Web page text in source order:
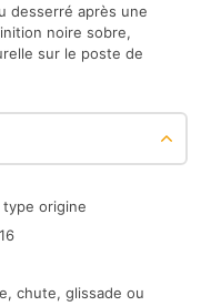
desserré après une
noire sobre,
sur le poste de
origine
chute, glissade ou